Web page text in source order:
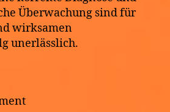
Überwachung sind für
wirksamen
unerlässlich.